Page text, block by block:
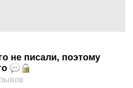
не писали, поэтому